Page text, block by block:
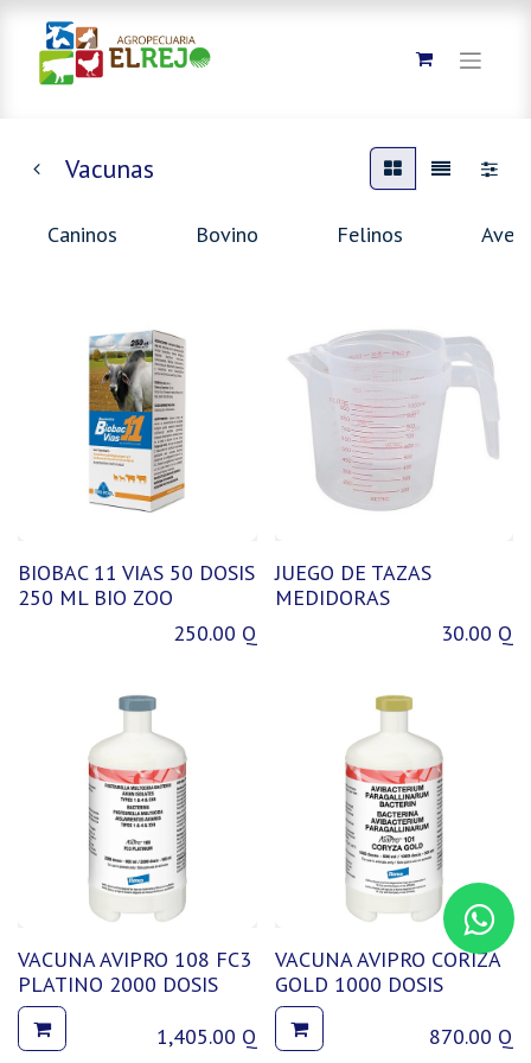
Vacunas
Caninos Bovino Felinos Aves
BIOBAC 11 VIAS 50 DOSIS
250 ML BIO ZOO
250.00 Q
JUEGO DE TAZAS
MEDIDORAS
30.00 Q
VACUNA AVIPRO 108 FC3
PLATINO 2000 DOSIS
1,405.00 Q
VACUNA AVIPRO CORIZA
GOLD 1000 DOSIS
870.00 Q